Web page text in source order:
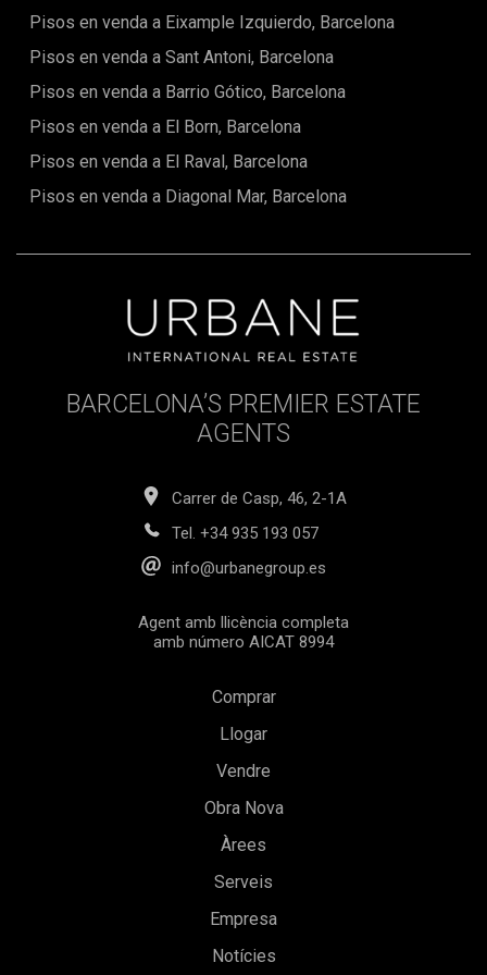
funcionalitat.Com a valor afegit, i poc habitual a la zona,
l'apartament inclou una plaça de pàrquing privada amb
sistema elevador per a cotxes.Més que un apartament, és
una oportunitat d'adquirir una part de la història de
contemporani en una de les ubicacions més desitjades de la
ciutat.Contacti'ns avui mateix per concertar una visita
privada i descobrir-lo en persona.El preu de venda no inclou
impostos, despeses de notaria o registre, honoraris
Pisos en venda a Eixample Izquierdo, Barcelona
Pisos en venda a Sant Antoni, Barcelona
Pisos en venda a Barrio Gótico, Barcelona
Pisos en venda a El Born, Barcelona
Pisos en venda a El Raval, Barcelona
Pisos en venda a Diagonal Mar, Barcelona
BARCELONA’S PREMIER ESTATE
AGENTS
Carrer de Casp, 46, 2-1A
Tel. +34 935 193 057
info@urbanegroup.es
Agent amb llicència completa
amb número AICAT 8994
Comprar
Llogar
Vendre
Obra Nova
Àrees
Serveis
Empresa
Notícies
Guardar configuració Acceptar totes